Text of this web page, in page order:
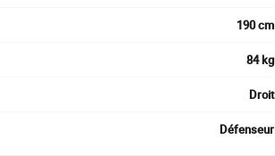
190 cm
84 kg
Droit
Défenseur